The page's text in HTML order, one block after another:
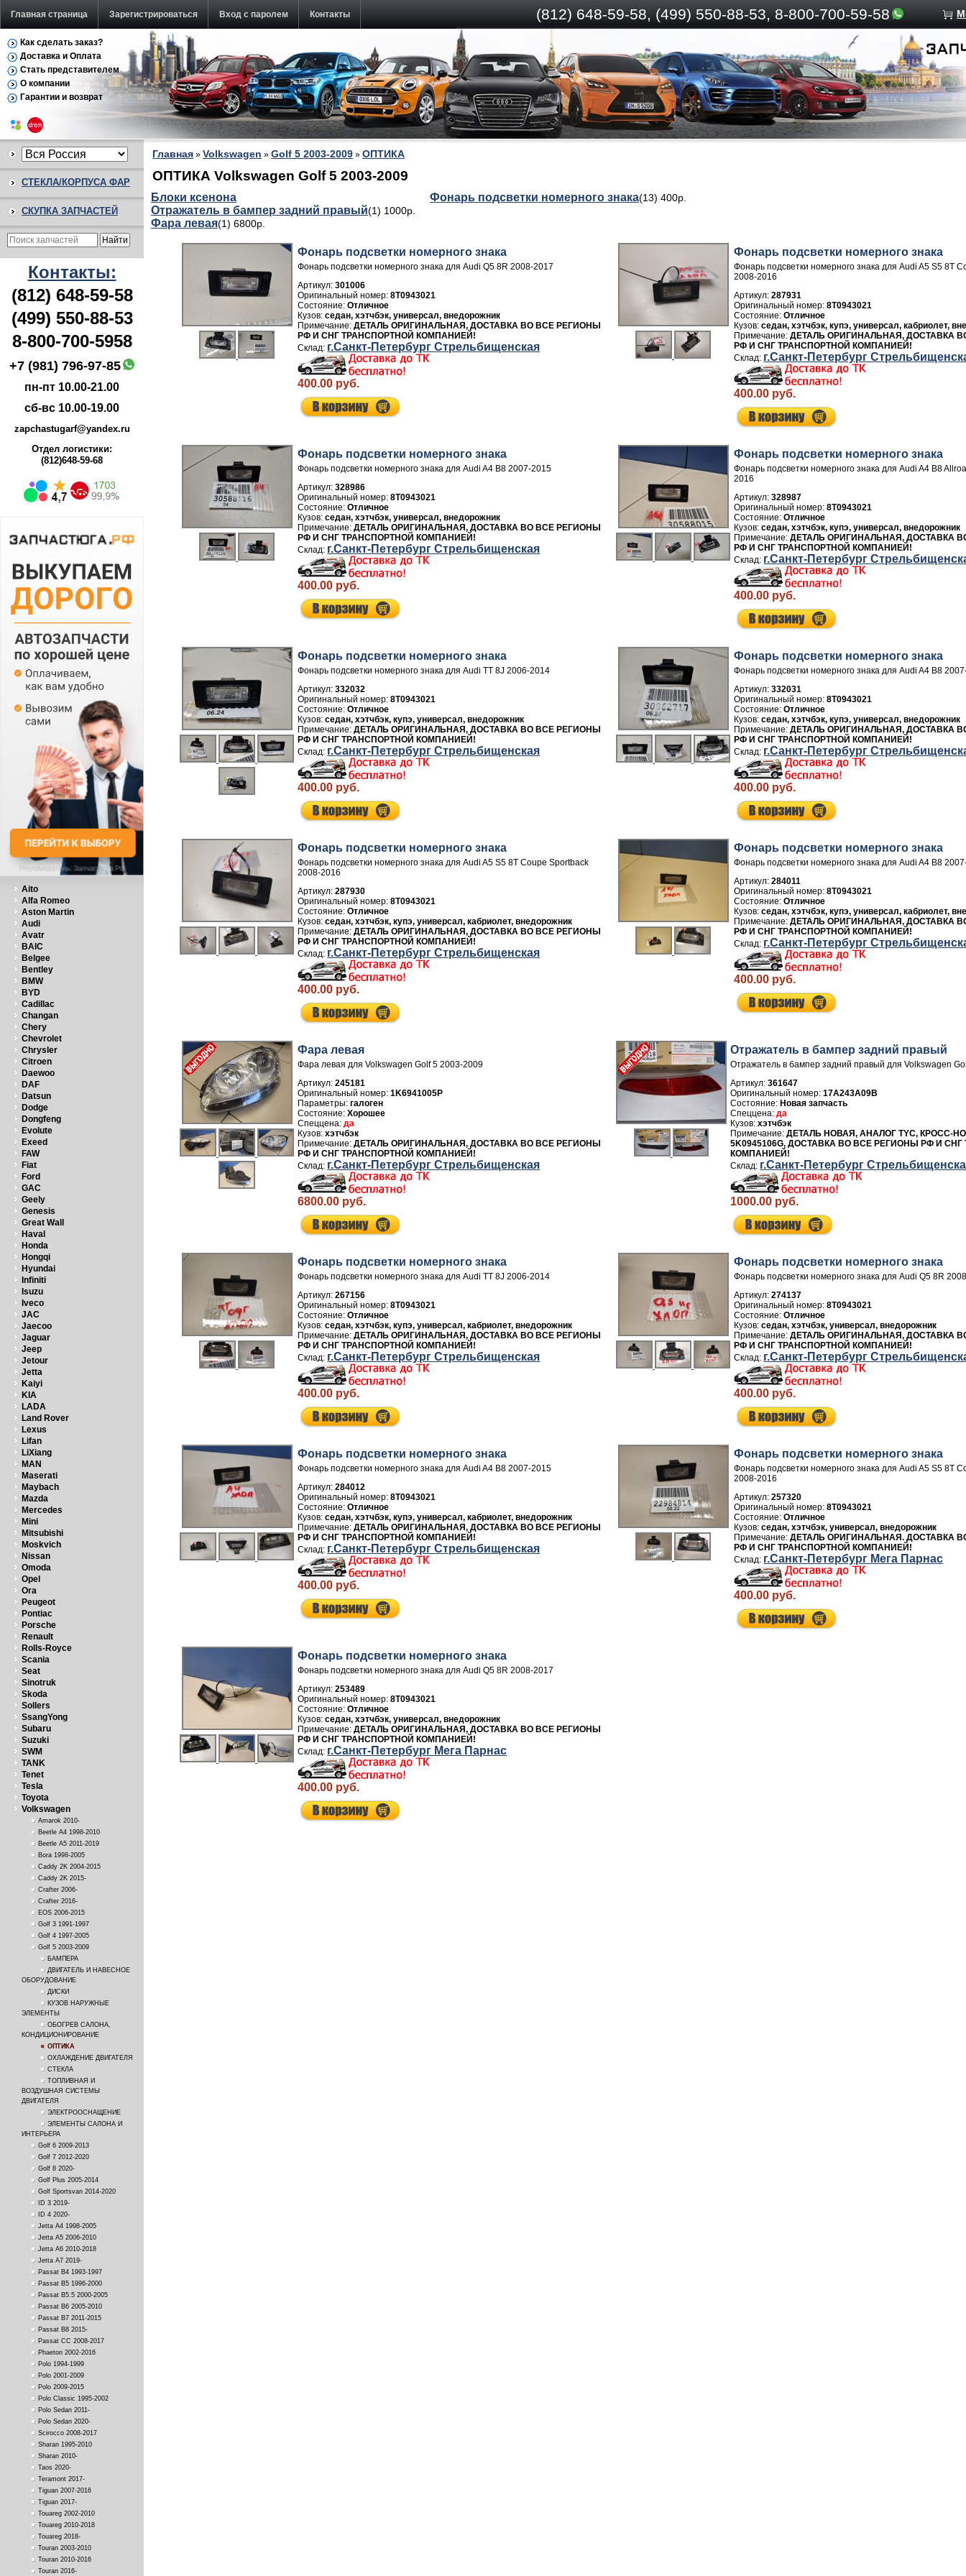
Главная страница Зарегистрироваться Вход с паролем Контакты (812) 648-59-58, (499) 550-88-53, 8-800-700-59-58
Как сделать заказ?
Доставка и Оплата
Стать представителем
О компании
Гарантии и возврат
СТЕКЛА/КОРПУСА ФАР
СКУПКА ЗАПЧАСТЕЙ
Контакты:
(812) 648-59-58
(499) 550-88-53
8-800-700-5958
+7 (981) 796-97-85
пн-пт 10.00-21.00
сб-вс 10.00-19.00
zapchastugarf@yandex.ru
Отдел логистики:
(812)648-59-68
Aito
Alfa Romeo
Aston Martin
Audi
Avatr
BAIC
Belgee
Bentley
BMW
BYD
Cadillac
Changan
Chery
Chevrolet
Chrysler
Citroen
Daewoo
DAF
Datsun
Dodge
Dongfeng
Evolute
Exeed
FAW
Fiat
Ford
GAC
Geely
Genesis
Great Wall
Haval
Honda
Hongqi
Hyundai
Infiniti
Isuzu
Iveco
JAC
Jaecoo
Jaguar
Jeep
Jetour
Jetta
Kaiyi
KIA
LADA
Land Rover
Lexus
Lifan
LiXiang
MAN
Maserati
Maybach
Mazda
Mercedes
Mini
Mitsubishi
Moskvich
Nissan
Omoda
Opel
Ora
Peugeot
Pontiac
Porsche
Renault
Rolls-Royce
Scania
Seat
Sinotruk
Skoda
Sollers
SsangYong
Subaru
Suzuki
SWM
TANK
Tenet
Tesla
Toyota
Volkswagen
Amarok 2010-
Beetle A4 1998-2010
Beetle A5 2011-2019
Bora 1998-2005
Caddy 2K 2004-2015
Caddy 2K 2015-
Crafter 2006-
Crafter 2016-
EOS 2006-2015
Golf 3 1991-1997
Golf 4 1997-2005
Golf 5 2003-2009
БАМПЕРА
ДВИГАТЕЛЬ И НАВЕСНОЕ
ОБОРУДОВАНИЕ
ДИСКИ
КУЗОВ НАРУЖНЫЕ
ЭЛЕМЕНТЫ
ОБОГРЕВ САЛОНА,
КОНДИЦИОНИРОВАНИЕ
ОПТИКА
ОХЛАЖДЕНИЕ ДВИГАТЕЛЯ
СТЕКЛА
ТОПЛИВНАЯ И
ВОЗДУШНАЯ СИСТЕМЫ
ДВИГАТЕЛЯ
ЭЛЕКТРООСНАЩЕНИЕ
ЭЛЕМЕНТЫ САЛОНА И
ИНТЕРЬЕРА
Golf 6 2009-2013
Golf 7 2012-2020
Golf 8 2020-
Golf Plus 2005-2014
Golf Sportsvan 2014-2020
ID 3 2019-
ID 4 2020-
Jetta A4 1998-2005
Jetta A5 2006-2010
Jetta A6 2010-2018
Jetta A7 2019-
Passat B4 1993-1997
Passat B5 1996-2000
Passat B5.5 2000-2005
Passat B6 2005-2010
Passat B7 2011-2015
Passat B8 2015-
Passat CC 2008-2017
Phaeton 2002-2016
Polo 1994-1999
Polo 2001-2009
Polo 2009-2015
Polo Classic 1995-2002
Polo Sedan 2011-
Polo Sedan 2020-
Scirocco 2008-2017
Sharan 1995-2010
Sharan 2010-
Taos 2020-
Teramont 2017-
Tiguan 2007-2016
Tiguan 2017-
Touareg 2002-2010
Touareg 2010-2018
Touareg 2018-
Touran 2003-2010
Touran 2010-2016
Touran 2016-
Главная » Volkswagen » Golf 5 2003-2009 » ОПТИКА
ОПТИКА Volkswagen Golf 5 2003-2009
Блоки ксенона
Отражатель в бампер задний правый(1) 1000р.
Фара левая(1) 6800р.
Фонарь подсветки номерного знака(13) 400р.
Фонарь подсветки номерного знака
Фонарь подсветки номерного знака для Audi Q5 8R 2008-2017
Артикул:301006
8T0943021
Отличное
седан, хэтчбэк, универсал, внедорожник
ДЕТАЛЬ ОРИГИНАЛЬНАЯ, ДОСТАВКА ВО ВСЕ РЕГИОНЫ
РФ И СНГ ТРАНСПОРТНОЙ КОМПАНИЕЙ!
г.Санкт-Петербург Стрельбищенская
400.00 руб.
Фонарь подсветки номерного знака
Фонарь подсветки номерного знака для Audi A5 S5 8T
2008-2016
Артикул:287931
8T0943021
Отличное
седан, хэтчбэк, купэ, универсал, кабриолет,
ДЕТАЛЬ ОРИГИНАЛЬНАЯ, ДОСТАВКА
РФ И СНГ ТРАНСПОРТНОЙ КОМПАНИЕЙ!
г.Санкт-Петербург
400.00 руб.
Фонарь подсветки номерного знака
Фонарь подсветки номерного знака для Audi A4 B8 2007-2015
Артикул:328986
8T0943021
Отличное
седан, хэтчбэк, универсал, внедорожник
ДЕТАЛЬ ОРИГИНАЛЬНАЯ, ДОСТАВКА ВО ВСЕ РЕГИОНЫ
РФ И СНГ ТРАНСПОРТНОЙ КОМПАНИЕЙ!
г.Санкт-Петербург Стрельбищенская
400.00 руб.
Фонарь подсветки номерного знака
Фонарь подсветки номерного знака для Audi A4 B8
2016
Артикул:328987
8T0943021
Отличное
седан, хэтчбэк, купэ, универсал, внедорожник
ДЕТАЛЬ ОРИГИНАЛЬНАЯ, ДОСТАВКА
РФ И СНГ ТРАНСПОРТНОЙ КОМПАНИЕЙ!
г.Санкт-Петербург
400.00 руб.
Фонарь подсветки номерного знака
Фонарь подсветки номерного знака для Audi TT 8J 2006-2014
Артикул:332032
8T0943021
Отличное
седан, хэтчбэк, купэ, универсал, внедорожник
ДЕТАЛЬ ОРИГИНАЛЬНАЯ, ДОСТАВКА ВО ВСЕ РЕГИОНЫ
РФ И СНГ ТРАНСПОРТНОЙ КОМПАНИЕЙ!
г.Санкт-Петербург Стрельбищенская
400.00 руб.
Фонарь подсветки номерного знака
Фонарь подсветки номерного знака для Audi A4 B8
Артикул:332031
8T0943021
Отличное
седан, хэтчбэк, купэ, универсал, внедорожник
ДЕТАЛЬ ОРИГИНАЛЬНАЯ, ДОСТАВКА
РФ И СНГ ТРАНСПОРТНОЙ КОМПАНИЕЙ!
г.Санкт-Петербург
400.00 руб.
Фонарь подсветки номерного знака
Фонарь подсветки номерного знака для Audi A5 S5 8T Coupe Sportback
2008-2016
Артикул:287930
8T0943021
Отличное
седан, хэтчбэк, купэ, универсал, кабриолет, внедорожник
ДЕТАЛЬ ОРИГИНАЛЬНАЯ, ДОСТАВКА ВО ВСЕ РЕГИОНЫ
РФ И СНГ ТРАНСПОРТНОЙ КОМПАНИЕЙ!
г.Санкт-Петербург Стрельбищенская
400.00 руб.
Фонарь подсветки номерного знака
Фонарь подсветки номерного знака для Audi A4 B8
Артикул:284011
8T0943021
Отличное
седан, хэтчбэк, купэ, универсал, кабриолет,
ДЕТАЛЬ ОРИГИНАЛЬНАЯ, ДОСТАВКА
РФ И СНГ ТРАНСПОРТНОЙ КОМПАНИЕЙ!
г.Санкт-Петербург
400.00 руб.
Фара левая
Фара левая для Volkswagen Golf 5 2003-2009
Артикул:245181
1K6941005P
галоген
Хорошее
да
хэтчбэк
ДЕТАЛЬ ОРИГИНАЛЬНАЯ, ДОСТАВКА ВО ВСЕ РЕГИОНЫ
РФ И СНГ ТРАНСПОРТНОЙ КОМПАНИЕЙ!
г.Санкт-Петербург Стрельбищенская
6800.00 руб.
Отражатель в бампер задний правый
Отражатель в бампер задний правый для Volkswagen
Артикул: 361647
17A243A09B
Новая запчасть
да
хэтчбэк
ДЕТАЛЬ НОВАЯ, АНАЛОГ TYC, КРОСС-
5K0945106G, ДОСТАВКА ВО ВСЕ РЕГИОНЫ РФ И
КОМПАНИЕЙ!
г.Санкт-Петербург
1000.00 руб.
Фонарь подсветки номерного знака
Фонарь подсветки номерного знака для Audi TT 8J 2006-2014
Артикул:267156
8T0943021
Отличное
седан, хэтчбэк, купэ, универсал, кабриолет, внедорожник
ДЕТАЛЬ ОРИГИНАЛЬНАЯ, ДОСТАВКА ВО ВСЕ РЕГИОНЫ
РФ И СНГ ТРАНСПОРТНОЙ КОМПАНИЕЙ!
г.Санкт-Петербург Стрельбищенская
400.00 руб.
Фонарь подсветки номерного знака
Фонарь подсветки номерного знака для Audi Q5 8R
Артикул:274137
8T0943021
Отличное
седан, хэтчбэк, универсал, внедорожник
ДЕТАЛЬ ОРИГИНАЛЬНАЯ, ДОСТАВКА
РФ И СНГ ТРАНСПОРТНОЙ КОМПАНИЕЙ!
г.Санкт-Петербург
400.00 руб.
Фонарь подсветки номерного знака
Фонарь подсветки номерного знака для Audi A4 B8 2007-2015
Артикул:284012
8T0943021
Отличное
седан, хэтчбэк, купэ, универсал, кабриолет, внедорожник
ДЕТАЛЬ ОРИГИНАЛЬНАЯ, ДОСТАВКА ВО ВСЕ РЕГИОНЫ
РФ И СНГ ТРАНСПОРТНОЙ КОМПАНИЕЙ!
г.Санкт-Петербург Стрельбищенская
400.00 руб.
Фонарь подсветки номерного знака
Фонарь подсветки номерного знака для Audi A5 S5 8T
2008-2016
Артикул:257320
8T0943021
Отличное
седан, хэтчбэк, универсал, внедорожник
ДЕТАЛЬ ОРИГИНАЛЬНАЯ. ДОСТАВКА
РФ И СНГ ТРАНСПОРТНОЙ КОМПАНИЕЙ!
г.Санкт-Петербург Мега Парнас
400.00 руб.
Фонарь подсветки номерного знака
Фонарь подсветки номерного знака для Audi Q5 8R 2008-2017
Артикул:253489
8T0943021
Отличное
седан, хэтчбэк, универсал, внедорожник
ДЕТАЛЬ ОРИГИНАЛЬНАЯ, ДОСТАВКА ВО ВСЕ РЕГИОНЫ
РФ И СНГ ТРАНСПОРТНОЙ КОМПАНИЕЙ!
г.Санкт-Петербург Мега Парнас
400.00 руб.